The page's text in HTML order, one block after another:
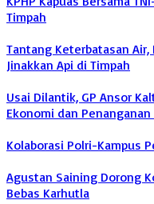
Timpah
Tantang Keterbatasan
Jinakkan Api di Timpah
Usai Dilantik, GP Ansor
Ekonomi dan
Kolaborasi Polri-Kampus
Agustan Saining Dorong
Bebas Karhutla